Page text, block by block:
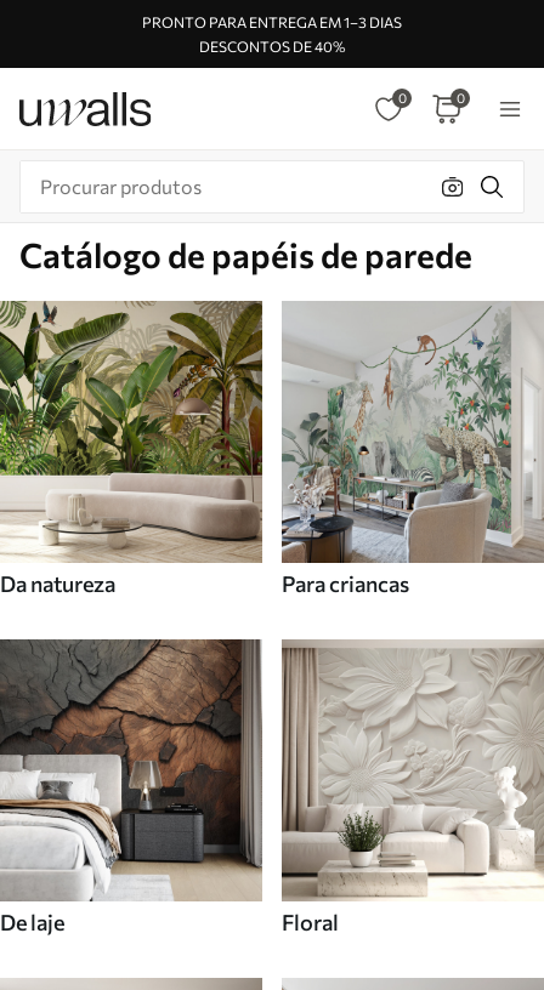
PRONTO PARA ENTREGA EM 1–3 DIAS
DESCONTOS DE 40%
0 0
Catálogo de papéis de parede
Da natureza Para criancas
De laje Floral